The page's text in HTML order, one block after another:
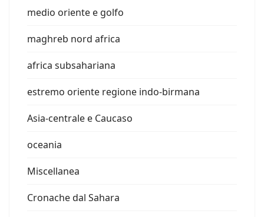
medio oriente e golfo
maghreb nord africa
africa subsahariana
estremo oriente regione indo-birmana
Asia-centrale e Caucaso
oceania
Miscellanea
Cronache dal Sahara